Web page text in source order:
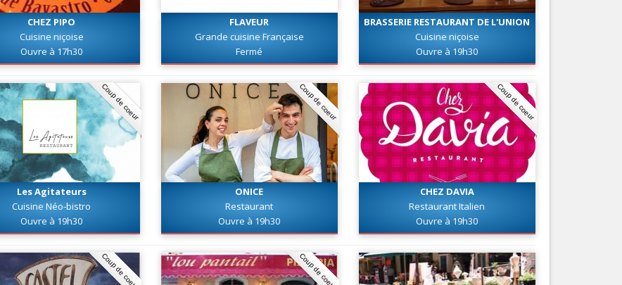
Tourisme, ...
Nice Aéroport
CHEZ PIPO
Cuisine niçoise
Ouvre à 17h30
FLAVEUR
Grande cuisine Française
Fermé
BRASSERIE RESTAURANT DE L'UNION
Cuisine niçoise
Ouvre à 19h30
Coup de coeur
Les Agitateurs
Cuisine Néo-bistro
Ouvre à 19h30
Coup de coeur
ONICE
Restaurant
Ouvre à 19h30
Coup de coeur
CHEZ DAVIA
Restaurant Italien
Ouvre à 19h30
Coup de coeur Coup de coeur